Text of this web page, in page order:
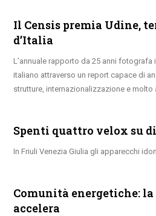
Il Censis premia Udine,
d’Italia
L’annuale rapporto da 25 anni
italiano attraverso un report capace di
strutture, internazionalizzazione e molto
Spenti quattro velox su
In Friuli Venezia Giulia gli apparecchi
Comunità energetiche: la
accelera